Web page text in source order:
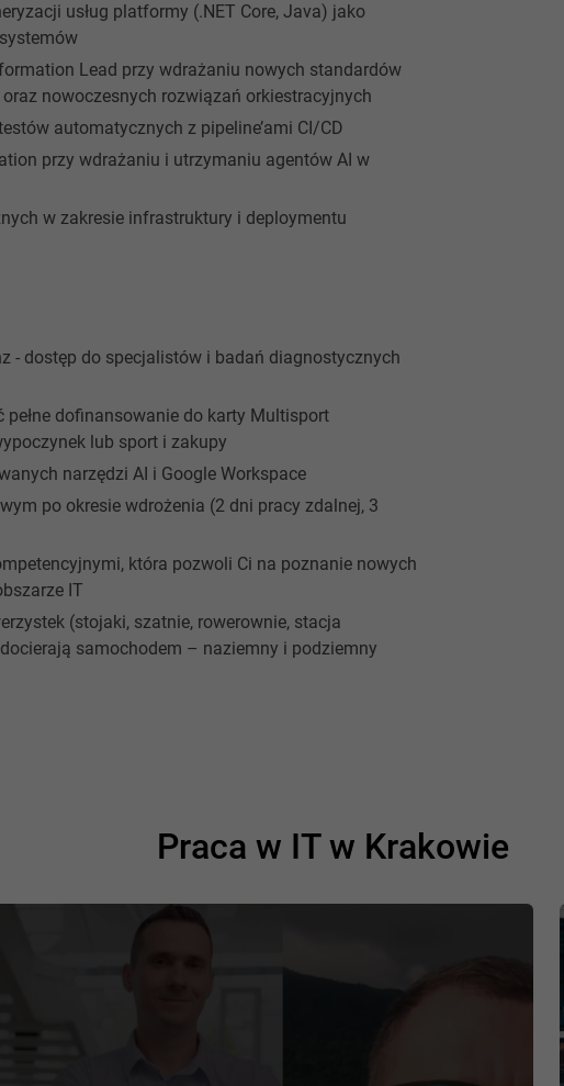
usług platformy (.NET Core, Java) jako
Lead przy wdrażaniu nowych standardów
nowoczesnych rozwiązań orkiestracyjnych
automatycznych z pipeline’ami CI/CD
przy wdrażaniu i utrzymaniu agentów AI w
w zakresie infrastruktury i deploymentu
- dostęp do specjalistów i badań diagnostycznych
dofinansowanie do karty Multisport
lub sport i zakupy
narzędzi AI i Google Workspace
po okresie wdrożenia (2 dni pracy zdalnej, 3
która pozwoli Ci na poznanie nowych
IT
(stojaki, szatnie, rowerownie, stacja
samochodem – naziemny i podziemny
Praca w IT w Krakowie